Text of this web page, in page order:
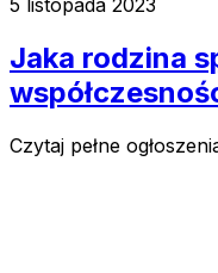
Jaka rodzina
Czytaj pełne